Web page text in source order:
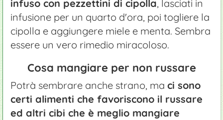
infuso con pezzettini di cipolla, lasciati in
infusione per un quarto d'ora, poi togliere la
cipolla e aggiungere miele e menta. Sembra
essere un vero rimedio miracoloso.
Cosa mangiare per non russare
Potrà sembrare anche strano, ma ci sono
certi alimenti che favoriscono il russare
ed altri cibi che è meglio mangiare